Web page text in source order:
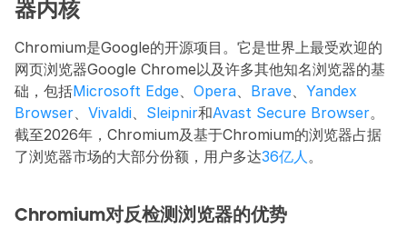
器内核
Chromium是Google的开源项目。它是世界上最受欢迎的
网页浏览器Google Chrome以及许多其他知名浏览器的基
础，包括Microsoft Edge、 Opera、 Brave、 Yandex
Browser、 Vivaldi、 Sleipnir和Avast Secure Browser。
截至2026年，Chromium及基于Chromium的浏览器占据
了浏览器市场的大部分份额，用户多达36亿人。
Chromium对反检测浏览器的优势